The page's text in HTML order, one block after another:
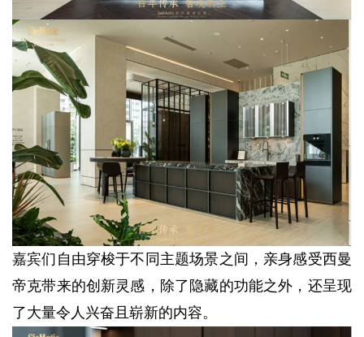
嘉宾们自由穿梭于不同主题场景之间，亲身感受西曼
帝克带来的创新灵感，除了隐藏的功能之外，还呈现
了大量令人兴奋且崭新的内容。